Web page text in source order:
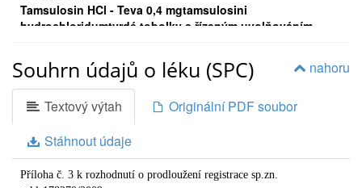
Tamsulosin HCl - Teva 0,4 mgtamsulosini
hydrochloridumtvrdé tobolky s řízeným uvolňováním
tobolce.
-
Pomocné látky jsou:
mikrokrystalická celulosa, disperze kopolymeru
MA/EA 1:1 30%, polysorbát 80, natrium-lauryl-sulfát, triethyl-
citrát, mastekTělo tobolky:želatina, indigokarmín (E 132), oxid
titaničitý (E 171), žlutý oxid železitý (E 172), červený oxid
nahoru
Souhrn údajů o léku (SPC)
Textový výtah
Originální PDF soubor
Stáhnout údaje
Příloha č. 3 k rozhodnutí o prodloužení registrace sp.zn.